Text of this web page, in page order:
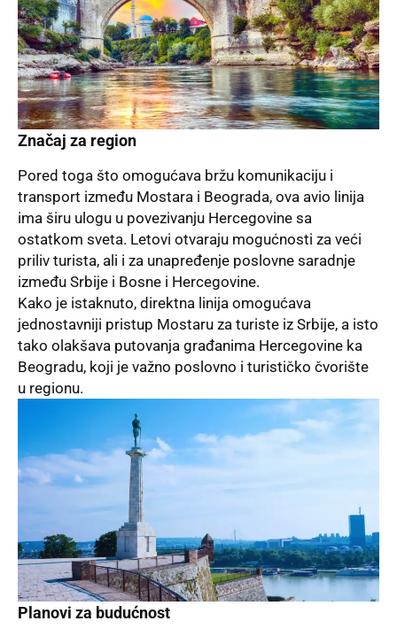
Značaj za region
Pored toga što omogućava bržu komunikaciju i
transport između Mostara i Beograda, ova avio linija
ima širu ulogu u povezivanju Hercegovine sa
ostatkom sveta. Letovi otvaraju mogućnosti za veći
priliv turista, ali i za unapređenje poslovne saradnje
između Srbije i Bosne i Hercegovine.
Kako je istaknuto, direktna linija omogućava
jednostavniji pristup Mostaru za turiste iz Srbije, a isto
tako olakšava putovanja građanima Hercegovine ka
Beogradu, koji je važno poslovno i turističko čvorište
u regionu.
Planovi za budućnost